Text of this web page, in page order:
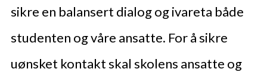
sikre en balansert dialog og ivareta både
studenten og våre ansatte. For å sikre
uønsket kontakt skal skolens ansatte og